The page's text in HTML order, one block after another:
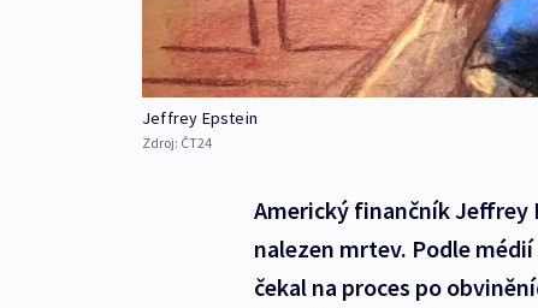
Jeffrey Epstein
Zdroj: ČT24
Americký finančník Jeffrey
nalezen mrtev. Podle
čekal na proces po